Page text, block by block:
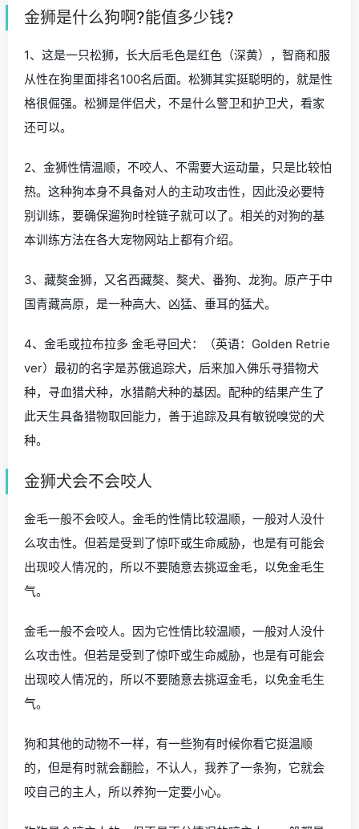
金狮是什么狗啊?能值多少钱?
1、这是一只松狮，长大后毛色是红色（深黄），智商和服
从性在狗里面排名100名后面。松狮其实挺聪明的，就是性
格很倔强。松狮是伴侣犬，不是什么警卫和护卫犬，看家
还可以。
2、金狮性情温顺，不咬人、不需要大运动量，只是比较怕
热。这种狗本身不具备对人的主动攻击性，因此没必要特
别训练，要确保遛狗时栓链子就可以了。相关的对狗的基
本训练方法在各大宠物网站上都有介绍。
3、藏獒金狮，又名西藏獒、獒犬、番狗、龙狗。原产于中
国青藏高原，是一种高大、凶猛、垂耳的猛犬。
4、金毛或拉布拉多 金毛寻回犬：（英语：Golden Retrie
ver）最初的名字是苏俄追踪犬，后来加入佛乐寻猎物犬
种，寻血猎犬种，水猎鹬犬种的基因。配种的结果产生了
此天生具备猎物取回能力，善于追踪及具有敏锐嗅觉的犬
种。
金狮犬会不会咬人
金毛一般不会咬人。金毛的性情比较温顺，一般对人没什
么攻击性。但若是受到了惊吓或生命威胁，也是有可能会
出现咬人情况的，所以不要随意去挑逗金毛，以免金毛生
气。
金毛一般不会咬人。因为它性情比较温顺，一般对人没什
么攻击性。但若是受到了惊吓或生命威胁，也是有可能会
出现咬人情况的，所以不要随意去挑逗金毛，以免金毛生
气。
狗和其他的动物不一样，有一些狗有时候你看它挺温顺
的，但是有时就会翻脸，不认人，我养了一条狗，它就会
咬自己的主人，所以养狗一定要小心。